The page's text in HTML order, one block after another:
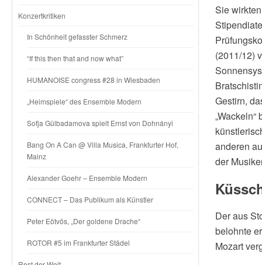
Konzertkritiken
In Schönheit gefasster Schmerz
“If this then that and now what”
HUMANOISE congress #28 in Wiesbaden
„Heimspiele“ des Ensemble Modern
Sofja Gülbadamova spielt Ernst von Dohnányi
Bang On A Can @ Villa Musica, Frankfurter Hof,
Mainz
Alexander Goehr – Ensemble Modern
CONNECT – Das Publikum als Künstler
Peter Eötvös, „Der goldene Drache“
ROTOR #5 im Frankfurter Städel
Sie
(2011/12)
Gestirn,
anderen
der
Der aus
belohnte
Mozart